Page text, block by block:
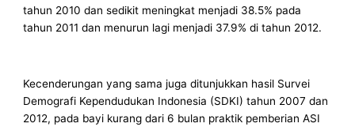
tahun 2010 dan sedikit meningkat menjadi 38.5% pada
tahun 2011 dan menurun lagi menjadi 37.9% di tahun 2012.
Kecenderungan yang sama juga ditunjukkan hasil Survei
Demografi Kependudukan Indonesia (SDKI) tahun 2007 dan
2012, pada bayi kurang dari 6 bulan praktik pemberian ASI